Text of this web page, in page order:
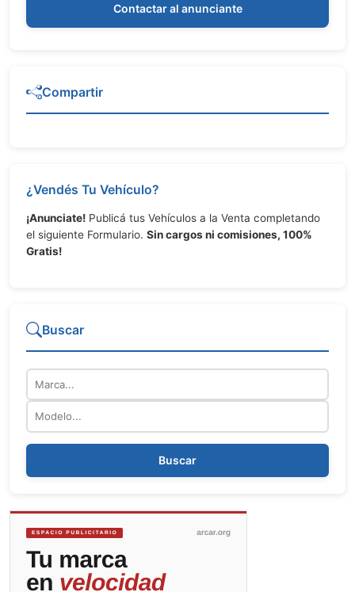
Contactar al anunciante
Compartir
¿Vendés Tu Vehículo?
¡Anunciate! Publicá tus Vehículos a la Venta completando
el siguiente Formulario. Sin cargos ni comisiones, 100%
Gratis!
Buscar
Marca
Modelo
Buscar